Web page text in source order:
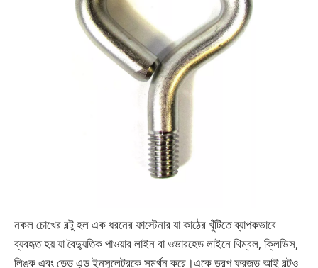
নকল চোখের বল্টু হল এক ধরনের ফাস্টেনার যা কাঠের খুঁটিতে ব্যাপকভাবে
ব্যবহৃত হয় যা বৈদ্যুতিক পাওয়ার লাইন বা ওভারহেড লাইনে থিম্বল, ক্লিভিস,
লিঙ্ক এবং ডেড এন্ড ইনসুলেটরকে সমর্থন করে।একে ড্রপ ফরজড আই বল্টও